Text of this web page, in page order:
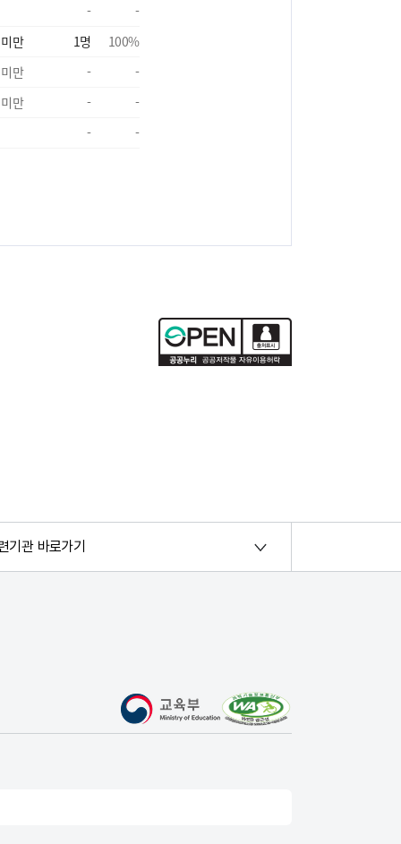
-
-
만
1명 100%
만
-
-
만
-
-
-
-
기관 바로가기